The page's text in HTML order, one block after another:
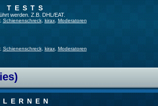
TESTS
werden. Z.B. DHL/EAT.
, Schienenschreck, kirax, Moderatoren
, Schienenschreck, kirax, Moderatoren